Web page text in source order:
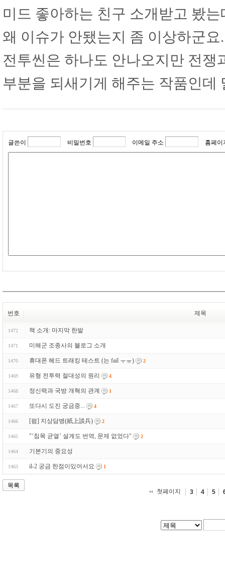
미드 좋아하는 친구 소개받고 봤
왜 이슈가 안됐는지 좀 이상하군요.
전투씬은 하나도 안나오지만 전
부분을 되새기게 해주는 작품인데
글쓴이 비밀번호 이메일 주소 홈페이
번호 제목
1472 책 소개: 마지막 한발
1471 미해군 조종사의 블로그 소개
1470 휴대폰 헤드 트래킹 테스트 (는 fail ㅜㅠ) 2
1469 유형 전투력 절대성의 원리 4
1468 정신력과 국방 개혁의 관계 1
1467 또다시 도진 궁금중... 4
1466 [펌] 지상담병(紙上談兵) 2
1465 "‘침목 균열’ 설계도 번역, 문제 없었다" 2
1464 기본기의 중요성
1463 il-2 궁금 한점이있어서요 1
목록
첫페이지
3 4 5